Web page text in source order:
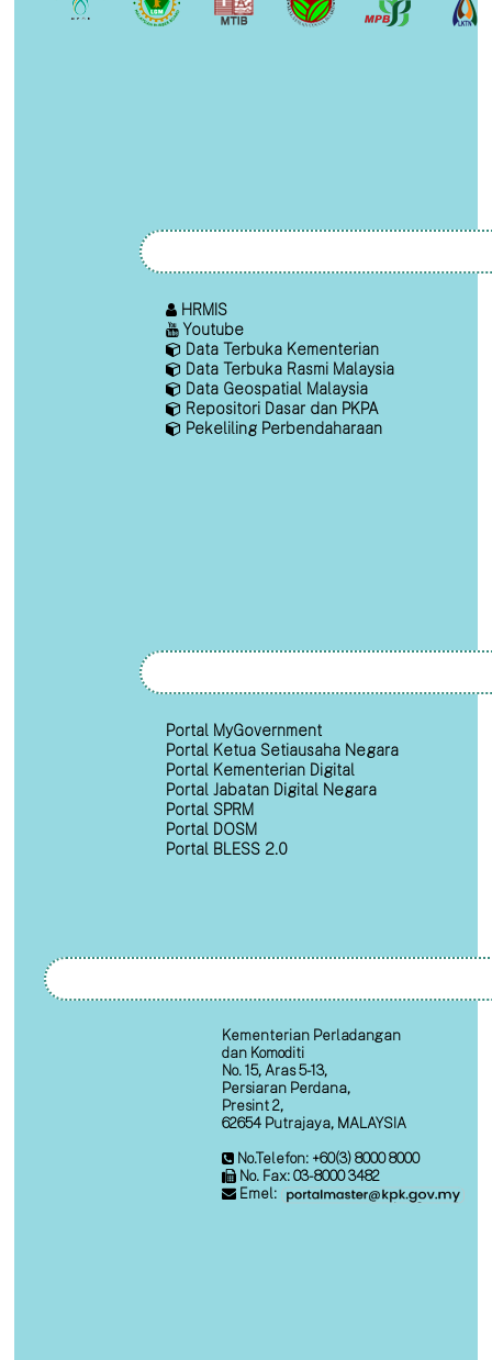
HRMIS
Youtube
Data Terbuka Kementerian
Data Terbuka Rasmi Malaysia
Data Geospatial Malaysia
Repositori Dasar dan PKPA
Pekeliling Perbendaharaan
Portal MyGovernment
Portal Ketua Setiausaha Negara
Portal Kementerian Digital
Portal Jabatan Digital Negara
Portal SPRM
Portal DOSM
Portal BLESS 2.0
Kementerian Perladangan
dan Komoditi
No. 15, Aras 5-13,
Persiaran Perdana,
Presint 2,
62654 Putrajaya, MALAYSIA
No.Telefon: +60(3) 8000 8000
No. Fax: 03-8000 3482
Emel: